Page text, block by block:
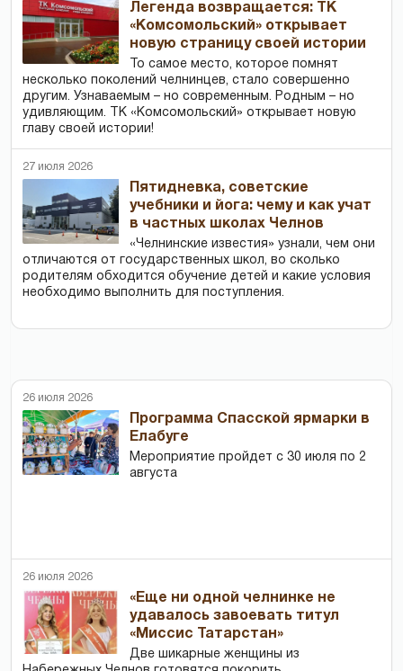
Легенда возвращается: ТК
«Комсомольский» открывает
новую страницу своей истории
То самое место, которое помнят
несколько поколений челнинцев, стало совершенно
другим. Узнаваемым – но современным. Родным – но
удивляющим. ТК «Комсомольский» открывает новую
главу своей истории!
27 июля 2026
Пятидневка, советские
учебники и йога: чему и как учат
в частных школах Челнов
«Челнинские известия» узнали, чем они
отличаются от государственных школ, во сколько
родителям обходится обучение детей и какие условия
необходимо выполнить для поступления.
26 июля 2026
Программа Спасской ярмарки в
Елабуге
Мероприятие пройдет с 30 июля по 2
августа
26 июля 2026
«Еще ни одной челнинке не
удавалось завоевать титул
«Миссис Татарстан»
Две шикарные женщины из